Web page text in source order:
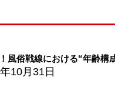
風俗戦線における“年齢
10月31日